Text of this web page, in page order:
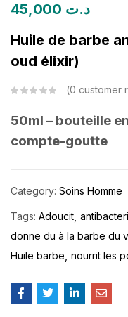
د.ت
Huile de barbe
oud élixir)
0 customer
50ml – bouteille
compte-goutte
Category: Soins Homme
Tags: Adoucit
donne du à la barbe du
Huile barbe nourrit les